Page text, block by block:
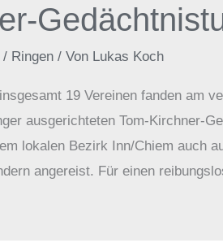
/ Ringen / Von Lukas Koch
19 Vereinen fanden am
ausgerichteten Tom-Kirchner-
lokalen Bezirk Inn/Chiem auch
angereist. Für einen